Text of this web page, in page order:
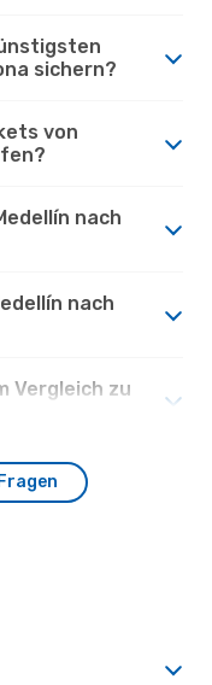
sichern?
von
nach
nach
Vergleich zu